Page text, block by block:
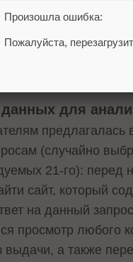
стальной двери
nikon отзывы
для
предлагалась
(случайно
21-го): перед
сайт, который
на данный
просмотр любого
выдачи, а также
Произошла ошибка:
Пожалуйста,